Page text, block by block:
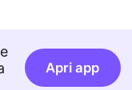
Apri app